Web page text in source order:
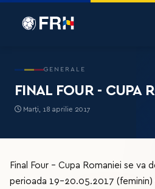
GENERALE
FINAL FOUR - CUPA
Marți, 18 aprilie 2017
Final Four - Cupa Romaniei se va
perioada 19-20.05.2017